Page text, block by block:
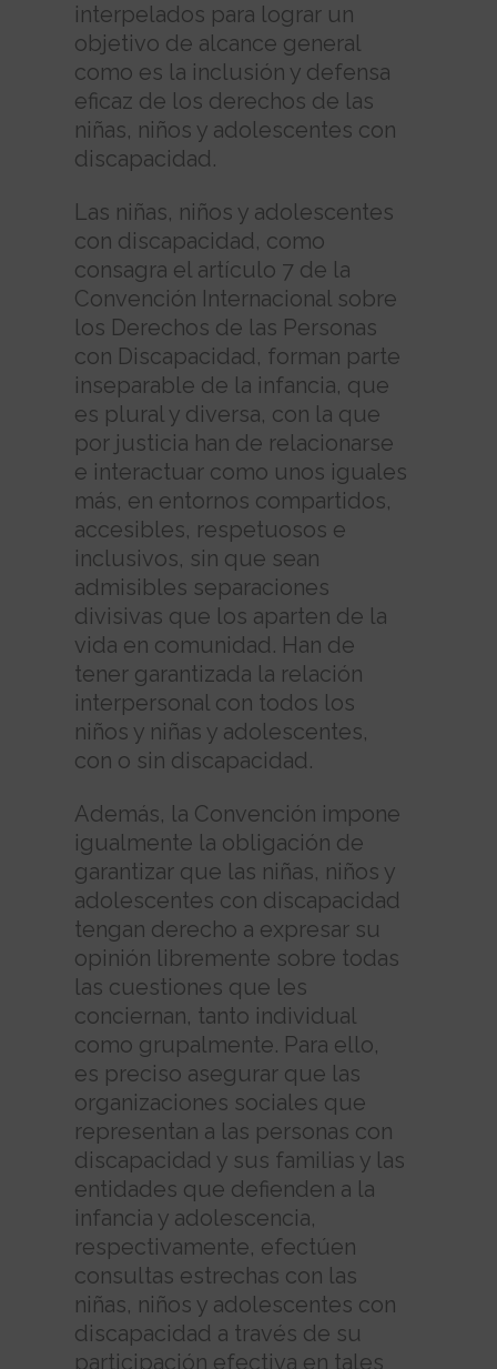
interpelados para lograr un
objetivo de alcance general
como es la inclusión y defensa
eficaz de los derechos de las
niñas, niños y adolescentes con
discapacidad.
Las niñas, niños y adolescentes
con discapacidad, como
consagra el artículo 7 de la
Convención Internacional sobre
los Derechos de las Personas
con Discapacidad, forman parte
inseparable de la infancia, que
es plural y diversa, con la que
por justicia han de relacionarse
e interactuar como unos iguales
más, en entornos compartidos,
accesibles, respetuosos e
inclusivos, sin que sean
admisibles separaciones
divisivas que los aparten de la
vida en comunidad. Han de
tener garantizada la relación
interpersonal con todos los
niños y niñas y adolescentes,
con o sin discapacidad.
Además, la Convención impone
igualmente la obligación de
garantizar que las niñas, niños y
adolescentes con discapacidad
tengan derecho a expresar su
opinión libremente sobre todas
las cuestiones que les
conciernan, tanto individual
como grupalmente. Para ello,
es preciso asegurar que las
organizaciones sociales que
representan a las personas con
discapacidad y sus familias y las
entidades que defienden a la
infancia y adolescencia,
respectivamente, efectúen
consultas estrechas con las
niñas, niños y adolescentes con
discapacidad a través de su
participación efectiva en tales